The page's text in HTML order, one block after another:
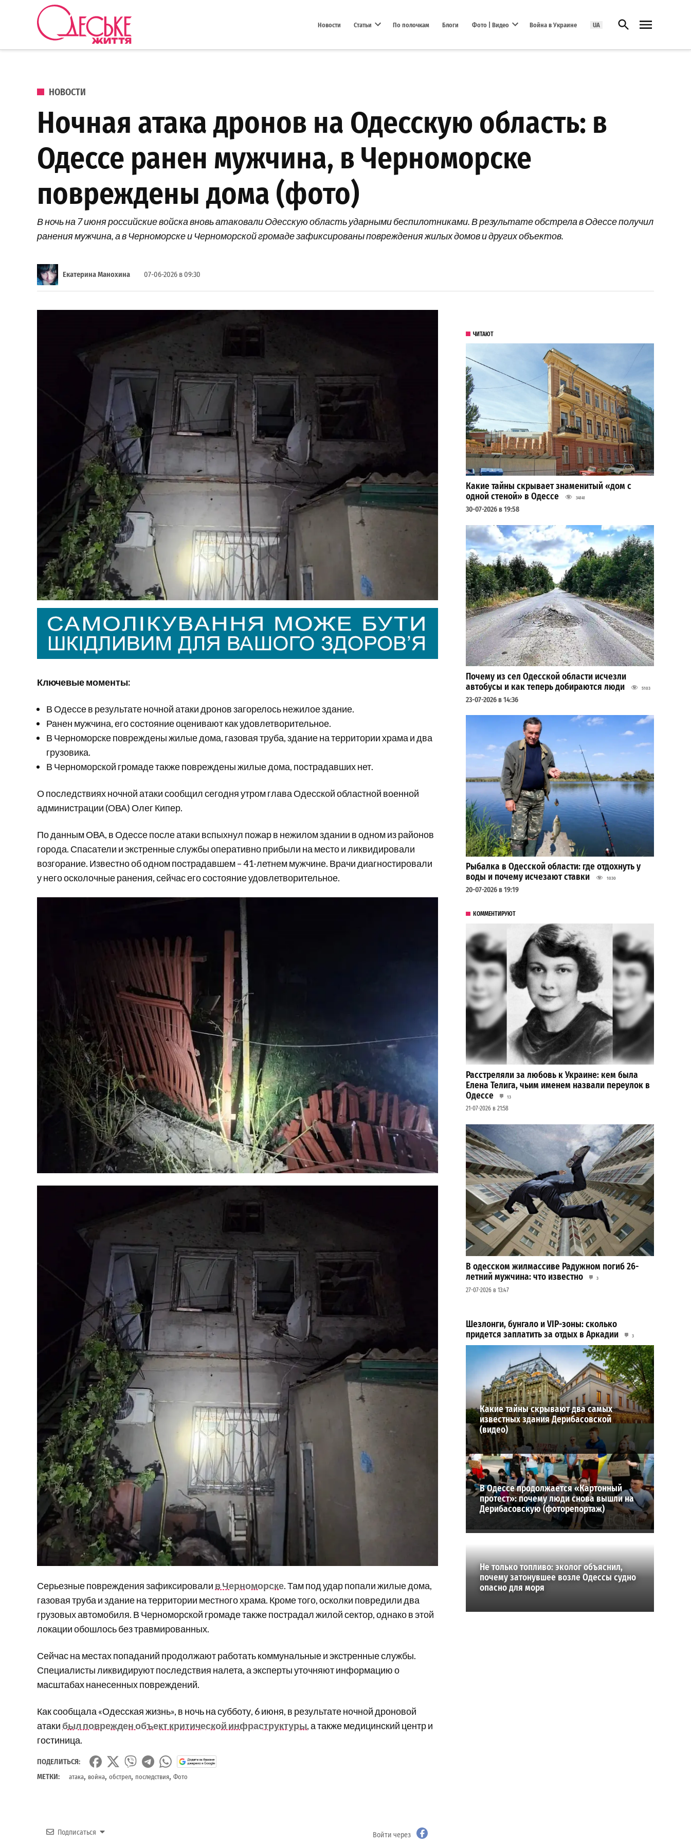
Перейти к содержанию
Новости Статьи По полочкам Блоги Фото | Видео Война в Украине UA Открыть поиск
ОПУБЛИКОВАНО В
НОВОСТИ
Ночная атака дронов на Одесскую область: в
Одессе ранен мужчина, в Черноморске
повреждены дома (фото)
В ночь на 7 июня российские войска вновь атаковали Одесскую область ударными беспилотниками. В результате обстрела в Одессе получил
ранения мужчина, а в Черноморске и Черноморской громаде зафиксированы повреждения жилых домов и других объектов.
Екатерина Манохина 07-06-2026 в 09:30
Ключевые моменты:
В Одессе в результате ночной атаки дронов загорелось нежилое здание.
Ранен мужчина, его состояние оценивают как удовлетворительное.
В Черноморске повреждены жилые дома, газовая труба, здание на территории храма и два
грузовика.
В Черноморской громаде также повреждены жилые дома, пострадавших нет.
О последствиях ночной атаки сообщил сегодня утром глава Одесской областной военной
администрации (ОВА) Олег Кипер.
По данным ОВА, в Одессе после атаки вспыхнул пожар в нежилом здании в одном из районов
города. Спасатели и экстренные службы оперативно прибыли на место и ликвидировали
возгорание. Известно об одном пострадавшем – 41-летнем мужчине. Врачи диагностировали
у него осколочные ранения, сейчас его состояние удовлетворительное.
Серьезные повреждения зафиксировали в Черноморске. Там под удар попали жилые дома,
газовая труба и здание на территории местного храма. Кроме того, осколки повредили два
грузовых автомобиля. В Черноморской громаде также пострадал жилой сектор, однако в этой
локации обошлось без травмированных.
Сейчас на местах попаданий продолжают работать коммунальные и экстренные службы.
Специалисты ликвидируют последствия налета, а эксперты уточняют информацию о
масштабах нанесенных повреждений.
Как сообщала «Одесская жизнь», в ночь на субботу, 6 июня, в результате ночной дроновой
атакибыл поврежден объект критической инфраструктуры, а также медицинский центр и
гостиница.
ПОДЕЛИТЬСЯ:
МЕТКИ:
атака, война, обстрел, последствия, Фото
Подписаться Войти через
ЧИТАЮТ
Какие тайны скрывает знаменитый «дом с
одной стеной» в Одессе
34141
30-07-2026 в 19:58
Почему из сел Одесской области исчезли
автобусы и как теперь добираются люди
5103
23-07-2026 в 14:36
Рыбалка в Одесской области: где отдохнуть у
воды и почему исчезают ставки
1030
20-07-2026 в 19:19
КОММЕНТИРУЮТ
Расстреляли за любовь к Украине: кем была
Елена Телига, чьим именем назвали переулок в
Одессе
13
21-07-2026 в 21:58
В одесском жилмассиве Радужном погиб 26-
летний мужчина: что известно
3
27-07-2026 в 13:47
Шезлонги, бунгало и VIP-зоны: сколько
придется заплатить за отдых в Аркадии
3
21-07-2026 в 19:23
ВИБОР РЕДАКЦИИ
Какие тайны скрывают два самых
известных здания Дерибасовской
(видео)
В Одессе продолжается «Картонный
протест»: почему люди снова вышли на
Дерибасовскую (фоторепортаж)
Не только топливо: эколог объяснил,
почему затонувшее возле Одессы судно
опасно для моря